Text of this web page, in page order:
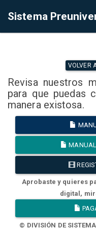
Sistema
VOLVER
Revisa nuestros
para que puedas
manera existosa.
MANUAL
Aprobaste y quieres
digital,
© DIVISIÓN DE